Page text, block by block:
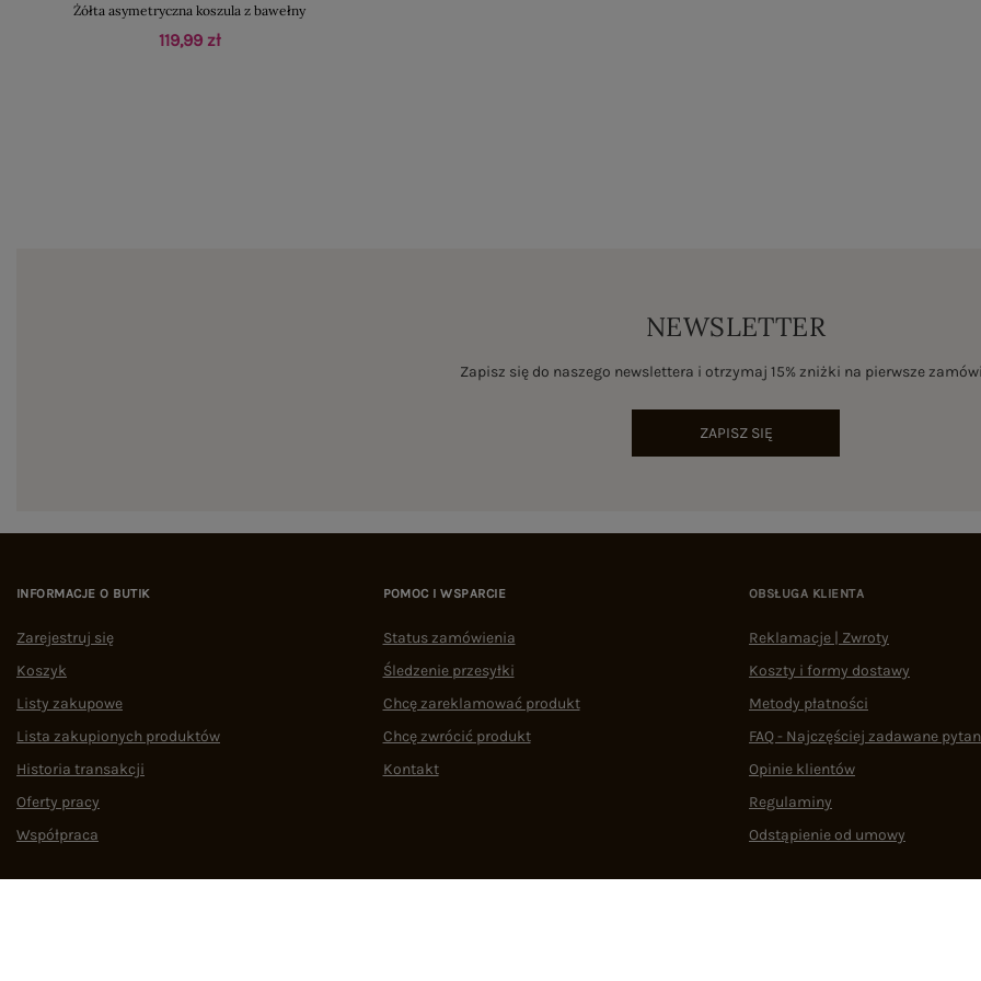
Żółta asymetryczna koszula z bawełny
119,99 zł
NEWSLETTER
Zapisz się do naszego newslettera i otrzymaj 15% zniżki na pierwsze
ZAPISZ SIĘ
INFORMACJE O BUTIK
Zarejestruj się
Koszyk
Listy zakupowe
Lista zakupionych produktów
Historia transakcji
Oferty pracy
Współpraca
POMOC I WSPARCIE
Status zamówienia
Śledzenie przesyłki
Chcę zareklamować produkt
Chcę zwrócić produkt
Kontakt
OBSŁUGA KLIENTA
Reklamacje | Zwroty
Koszty i formy dostawy
Metody płatności
FAQ - Najczęściej zadawane
Opinie klientów
Regulaminy
Odstąpienie od umowy